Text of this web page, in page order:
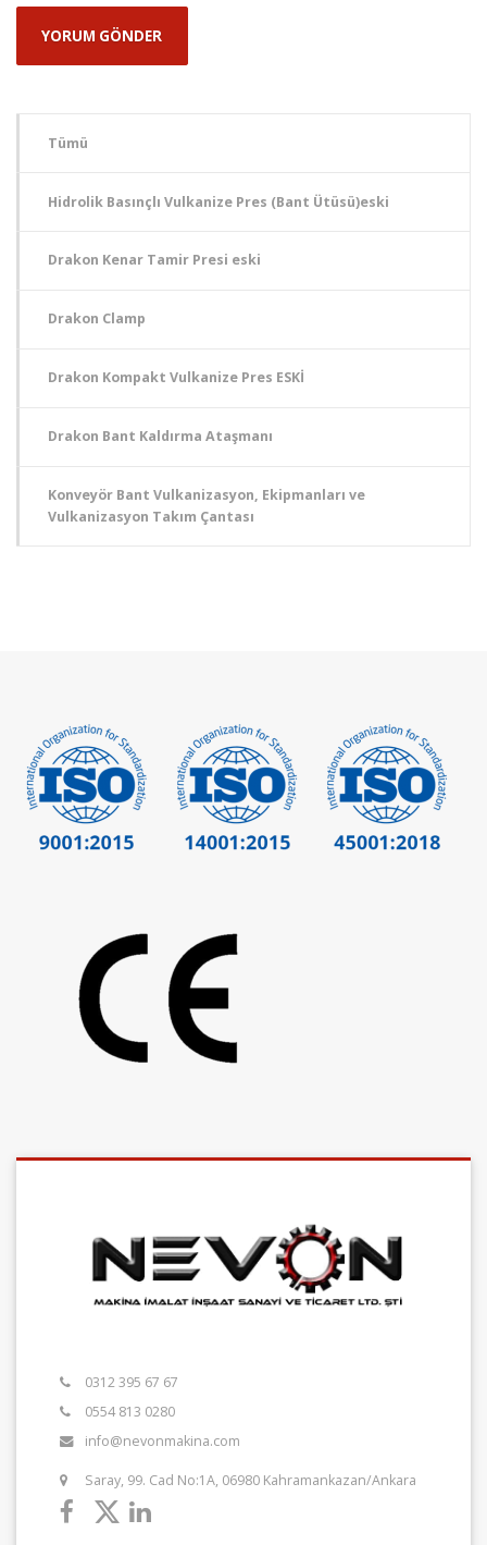
Tümü
Hidrolik Basınçlı Vulkanize Pres (Bant Ütüsü)eski
Drakon Kenar Tamir Presi eski
Drakon Clamp
Drakon Kompakt Vulkanize Pres ESKİ
Drakon Bant Kaldırma Ataşmanı
Konveyör Bant Vulkanizasyon, Ekipmanları ve
Vulkanizasyon Takım Çantası
0312 395 67 67
0554 813 0280
info@nevonmakina.com
Saray, 99. Cad No:1A, 06980 Kahramankazan/Ankara